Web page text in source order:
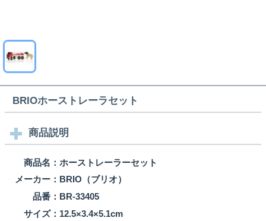
BRIOホーストレーラセット
商品説明
商品名： ホーストレーラーセット
メーカー： BRIO（ブリオ）
品番： BR-33405
サイズ： 12.5×3.4×5.1cm